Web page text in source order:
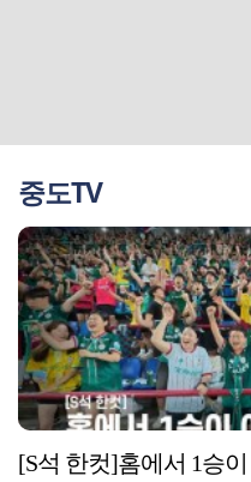
중도TV
[S석 한컷]홈에서 1승